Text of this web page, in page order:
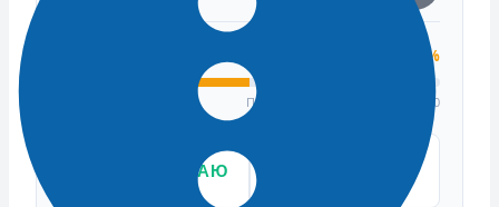
50%
Подтвердили: 0 | Опровергли: 0
ПОДТВЕРЖДАЮ